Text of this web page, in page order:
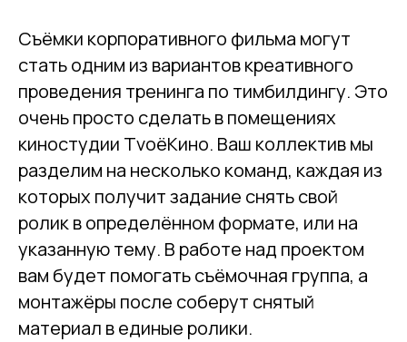
Съёмки корпоративного фильма могут
стать одним из вариантов креативного
проведения тренинга по тимбилдингу. Это
очень просто сделать в помещениях
киностудии ТvоёКино. Ваш коллектив мы
разделим на несколько команд, каждая из
которых получит задание снять свой
ролик в определённом формате, или на
указанную тему. В работе над проектом
вам будет помогать съёмочная группа, а
монтажёры после соберут снятый
материал в единые ролики.